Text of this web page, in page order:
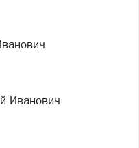
Иванович